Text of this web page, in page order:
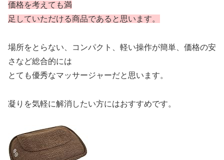
価格を考えても満
足していただける商品であると思います。
場所をとらない、コンパクト、軽い操作が簡単、価格の安
さなど総合的には
とても優秀なマッサージャーだと思います。
凝りを気軽に解消したい方にはおすすめです。